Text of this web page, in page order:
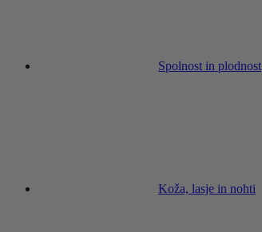
Spolnost in plodnost
Koža, lasje in nohti